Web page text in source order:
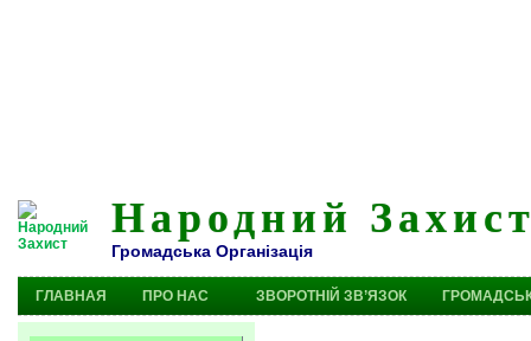
Народний
Громадська Організація
ГЛАВНАЯ ПРО НАС ЗВОРОТНІЙ ЗВ’ЯЗОК